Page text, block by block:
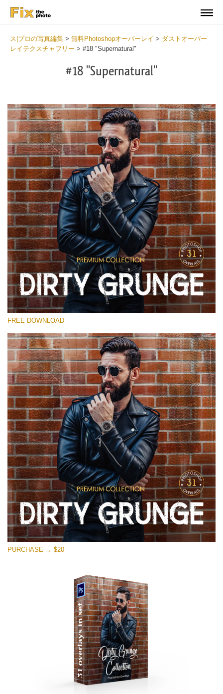
ス|プロの写真編集 > 無料Photoshopオーバーレイ > ダストオーバー
レイテクスチャフリー > #18 "Supernatural"
#18 "Supernatural"
選んでください
Free Photoshop Overlay
Small 800*533px
Dirty Grunge
(31 Overlays)
Entire Collection
(1783 Overlays)
Large 6000*4000px
無料ダウンロード
FREE DOWNLOAD
PURCHASE → $20